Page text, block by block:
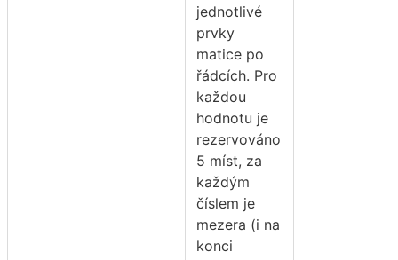
jednotlivé
prvky
matice po
řádcích. Pro
každou
hodnotu je
rezervováno
5 míst, za
každým
číslem je
mezera (i na
konci